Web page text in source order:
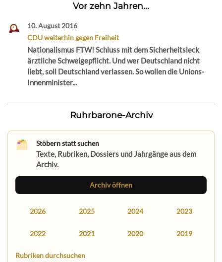
Vor zehn Jahren...
10. August 2016
CDU weiterhin gegen Freiheit
Nationalismus FTW! Schluss mit dem Sicherheitsleck
ärztliche Schweigepflicht. Und wer Deutschland nicht
liebt, soll Deutschland verlassen. So wollen die Unions-
Innenminister...
Ruhrbarone-Archiv
Stöbern statt suchen
Texte, Rubriken, Dossiers und Jahrgänge aus dem
Archiv.
Archiv öffnen
2026 2025 2024 2023
2022 2021 2020 2019
Rubriken durchsuchen